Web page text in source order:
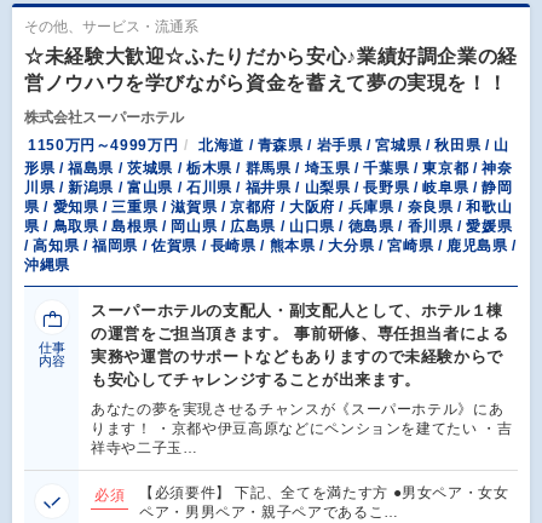
その他、サービス・流通系
☆未経験大歓迎☆ふたりだから安心♪業績好調企業の経
営ノウハウを学びながら資金を蓄えて夢の実現を！！
株式会社スーパーホテル
1150万円～4999万円
北海道 / 青森県 / 岩手県 / 宮城県 / 秋田県 / 山
形県 / 福島県 / 茨城県 / 栃木県 / 群馬県 / 埼玉県 / 千葉県 / 東京都 / 神奈
川県 / 新潟県 / 富山県 / 石川県 / 福井県 / 山梨県 / 長野県 / 岐阜県 / 静岡
県 / 愛知県 / 三重県 / 滋賀県 / 京都府 / 大阪府 / 兵庫県 / 奈良県 / 和歌山
県 / 鳥取県 / 島根県 / 岡山県 / 広島県 / 山口県 / 徳島県 / 香川県 / 愛媛県
/ 高知県 / 福岡県 / 佐賀県 / 長崎県 / 熊本県 / 大分県 / 宮崎県 / 鹿児島県 /
沖縄県
仕事
内容
スーパーホテルの支配人・副支配人として、ホテル１棟
の運営をご担当頂きます。 事前研修、専任担当者による
実務や運営のサポートなどもありますので未経験からで
も安心してチャレンジすることが出来ます。
あなたの夢を実現させるチャンスが《スーパーホテル》にあ
ります！ ・京都や伊豆高原などにペンションを建てたい ・吉
祥寺や二子玉…
必須
【必須要件】 下記、全てを満たす方 ●男女ペア・女女
ペア・男男ペア・親子ペアであるこ…